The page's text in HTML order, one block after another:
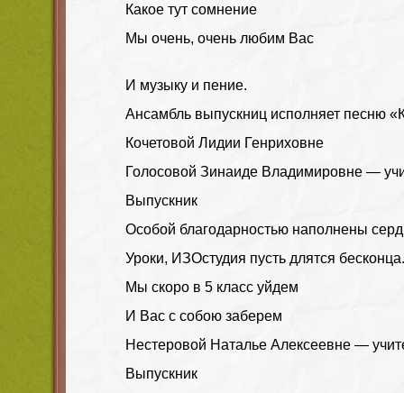
Какое тут сомнение
Мы очень, очень любим Вас
И музыку и пение.
Ансамбль выпускниц исполняет песню
Кочетовой Лидии Генриховне
Голосовой Зинаиде Владимировне —
Выпускник
Особой благодарностью наполнены
Уроки, ИЗОстудия пусть длятся бесконца.
Мы скоро в 5 класс уйдем
И Вас с собою заберем
Нестеровой Наталье Алексеевне —
Выпускник